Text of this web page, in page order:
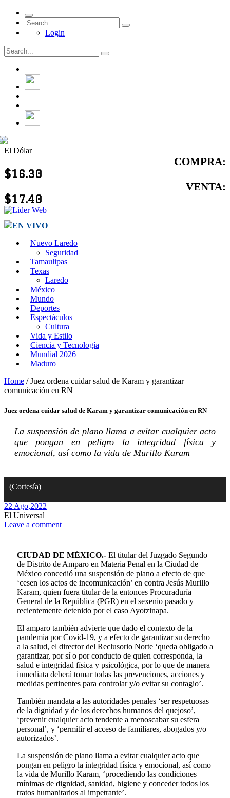
Login
El Dólar
COMPRA:
$16.30
VENTA:
$17.40
EN VIVO
Nuevo Laredo
Seguridad
Tamaulipas
Texas
Laredo
México
Mundo
Deportes
Espectáculos
Cultura
Vida y Estilo
Ciencia y Tecnología
Mundial 2026
Maduro
Home / Juez ordena cuidar salud de Karam y garantizar
comunicación en RN
Juez ordena cuidar salud de Karam y garantizar comunicación en RN
La suspensión de plano llama a evitar cualquier acto
que pongan en peligro la integridad física y
emocional, así como la vida de Murillo Karam
(Cortesía)
22 Ago,2022
El Universal
Leave a comment
CIUDAD DE MÉXICO.- El titular del Juzgado Segundo
de Distrito de Amparo en Materia Penal en la Ciudad de
México concedió una suspensión de plano a efecto de que
‘cesen los actos de incomunicación’ en contra Jesús Murillo
Karam, quien fuera titular de la entonces Procuraduría
General de la República (PGR) en el sexenio pasado y
recientemente detenido por el caso Ayotzinapa.
El amparo también advierte que dado el contexto de la
pandemia por Covid-19, y a efecto de garantizar su derecho
a la salud, el director del Reclusorio Norte ‘queda obligado a
garantizar, por sí o por conducto de quien corresponda, la
salud e integridad física y psicológica, por lo que de manera
inmediata deberá tomar todas las prevenciones, acciones y
medidas pertinentes para controlar y/o evitar su contagio’.
También mandata a las autoridades penales ‘ser respetuosas
de la dignidad y de los derechos humanos del quejoso’,
‘prevenir cualquier acto tendente a menoscabar su esfera
personal’, y ‘permitir el acceso de familiares, abogados y/o
autorizados’.
La suspensión de plano llama a evitar cualquier acto que
pongan en peligro la integridad física y emocional, así como
la vida de Murillo Karam, ‘procediendo las condiciones
mínimas de dignidad, sanidad, higiene y conceder todos los
tratos humanitarios al impetrante’.